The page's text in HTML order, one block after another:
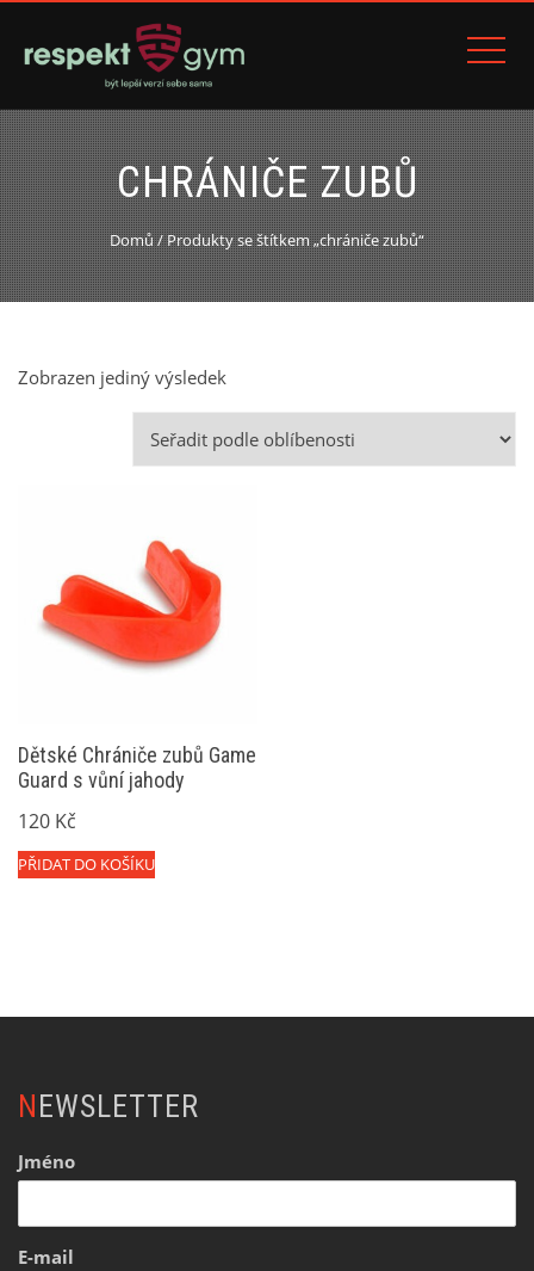
CHRÁNIČE ZUBŮ
Domů/ Produkty se štítkem „chrániče zubů“
Zobrazen jediný výsledek
Dětské Chrániče zubů Game
Guard s vůní jahody
120 Kč
PŘIDAT DO KOŠÍKU
NEWSLETTER
Jméno
E-mail